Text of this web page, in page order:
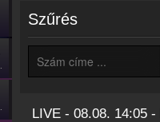
Szűrés
LIVE - 08.08. 14:05 -